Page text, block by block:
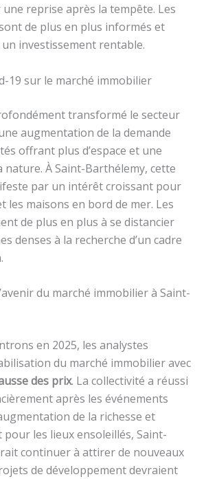
reprise après la tempête. Les
de plus en plus informés et
investissement rentable.
19 sur le marché immobilier
transformé le secteur
augmentation de la demande
offrant plus d’espace et une
nature. À Saint-Barthélemy, cette
par un intérêt croissant pour
les maisons en bord de mer. Les
de plus en plus à se distancier
denses à la recherche d’un cadre
du marché immobilier à Saint-
en 2025, les analystes
du marché immobilier avec
des prix. La collectivité a réussi
après les événements
de la richesse et
pour les lieux ensoleillés, Saint-
continuer à attirer de nouveaux
de développement devraient